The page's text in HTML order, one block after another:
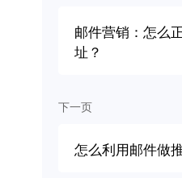
邮件营销：怎么
址？
下一页
怎么利用邮件做